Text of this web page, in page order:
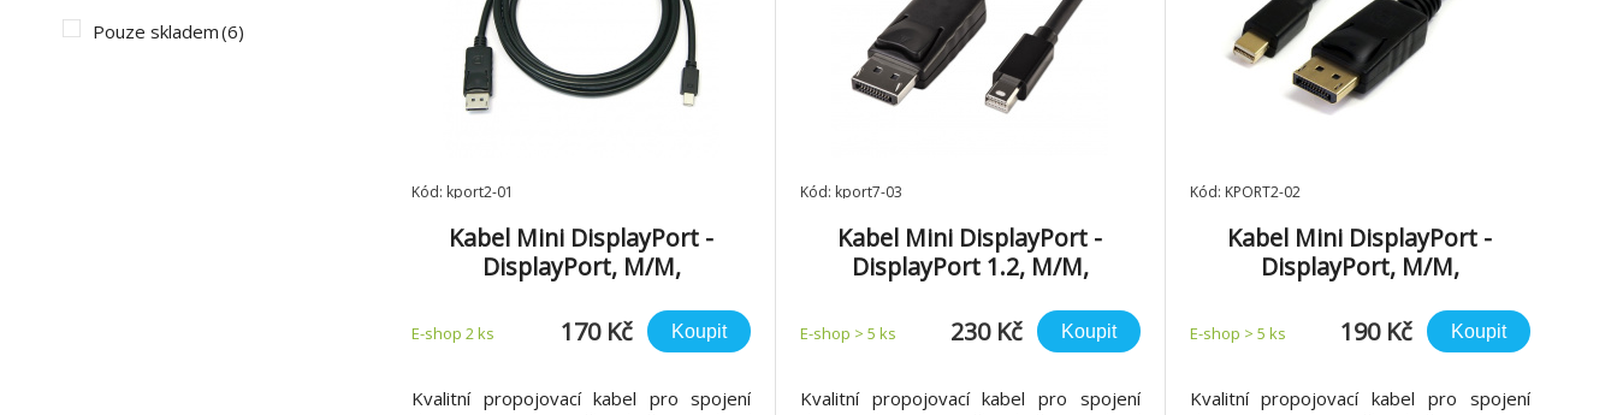
Pouze skladem(6)
Kód: kport2-01
Kabel Mini DisplayPort -
DisplayPort, M/M,
E-shop 2 ks 170 Kč Koupit
Kvalitní propojovací kabel pro spojení
Kód: kport7-03
Kabel Mini DisplayPort -
DisplayPort 1.2, M/M,
E-shop > 5 ks 230 Kč Koupit
Kvalitní propojovací kabel pro spojení
Kód: KPORT2-02
Kabel Mini DisplayPort -
DisplayPort, M/M,
E-shop > 5 ks 190 Kč Koupit
Kvalitní propojovací kabel pro spojení